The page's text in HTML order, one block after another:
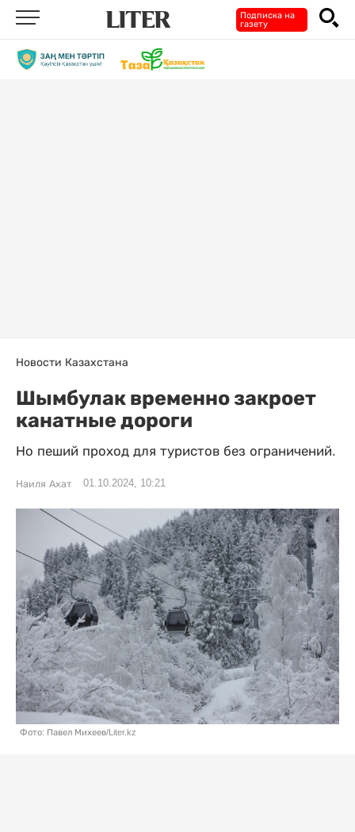
Подписка на
газету
Новости Казахстана
Шымбулак временно закроет
канатные дороги
Но пеший проход для туристов без ограничений.
Наиля Ахат 01.10.2024, 10:21
Фото: Павел Михеев/Liter.kz